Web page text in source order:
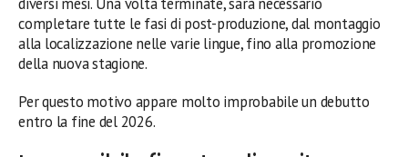
completare tutte le fasi di post-produzione, dal montaggio
alla localizzazione nelle varie lingue, fino alla promozione
della nuova stagione.
Per questo motivo appare molto improbabile un debutto
entro la fine del 2026.